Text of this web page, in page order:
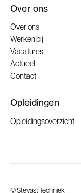
Over ons
Over ons
Werken bij
Vacatures
Actueel
Contact
Opleidingen
Opleidingsoverzicht
©Stevast Techniek